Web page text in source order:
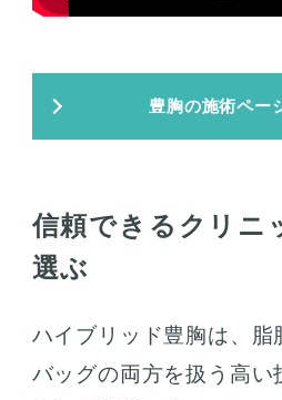
豊胸の施術ペー
信頼できるクリニ
選ぶ
ハイブリッド豊胸は、脂
バッグの両方を扱う高い